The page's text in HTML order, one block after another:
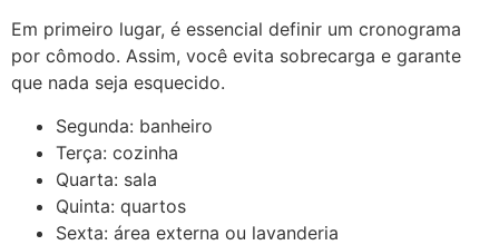
Em primeiro lugar, é essencial definir um cronograma
por cômodo. Assim, você evita sobrecarga e garante
que nada seja esquecido.
Segunda: banheiro
Terça: cozinha
Quarta: sala
Quinta: quartos
Sexta: área externa ou lavanderia